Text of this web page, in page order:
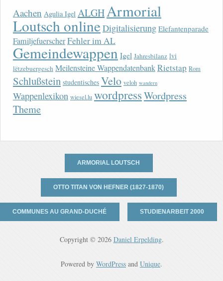
Aachen Agulia Igel ALGHArmorial
Loutsch onlineDigitalisierung Elefantenparade
FamiljefuerscherFehler im AL
Gemeindewappen Igel Jahresbilanz lvi
lëtzebuergesch Meilensteine WappendatenbankRietstap Rom
Schlußstein studentisches Velo veloh wandern
Wappenlexikon wiesel.lu wordpressWordpress
Theme
ARMORIAL LOUTSCH
OTTO TITAN VON HEFNER (1827-1870)
COMMUNES AU GRAND-DUCHÉ STUDIENARBEIT 2000
Copyright © 2026 Daniel Erpelding.
Powered by WordPress and Unique.